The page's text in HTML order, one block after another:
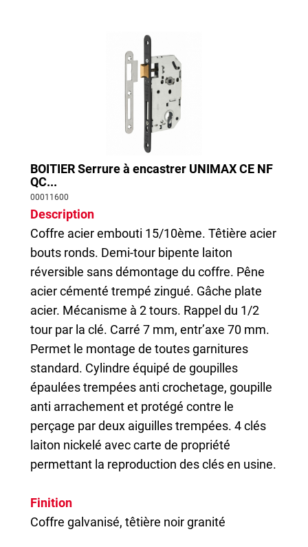
BOITIER Serrure à encastrer UNIMAX CE NF
QC...
00011600
Description
Coffre acier embouti 15/10ème. Têtière acier
bouts ronds. Demi-tour bipente laiton
réversible sans démontage du coffre. Pêne
acier cémenté trempé zingué. Gâche plate
acier. Mécanisme à 2 tours. Rappel du 1/2
tour par la clé. Carré 7 mm, entr’axe 70 mm.
Permet le montage de toutes garnitures
standard. Cylindre équipé de goupilles
épaulées trempées anti crochetage, goupille
anti arrachement et protégé contre le
perçage par deux aiguilles trempées. 4 clés
laiton nickelé avec carte de propriété
permettant la reproduction des clés en usine.
Finition
Coffre galvanisé, têtière noir granité